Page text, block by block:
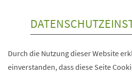
Durch die Nutzung dieser Website
einverstanden, dass diese Seite